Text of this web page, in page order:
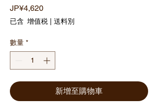
JP¥4,620價
格
已含 增值税 送料別
數量 *
新增至購物車